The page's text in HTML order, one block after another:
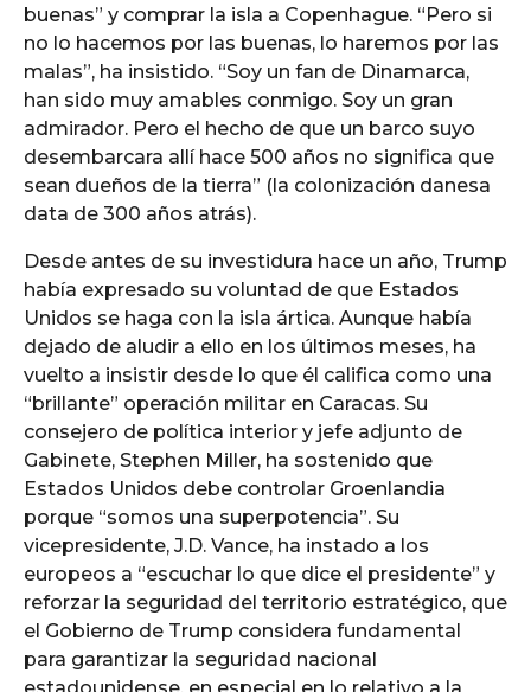
buenas” y comprar la isla a Copenhague. “Pero si
no lo hacemos por las buenas, lo haremos por las
malas”, ha insistido. “Soy un fan de Dinamarca,
han sido muy amables conmigo. Soy un gran
admirador. Pero el hecho de que un barco suyo
desembarcara allí hace 500 años no significa que
sean dueños de la tierra” (la colonización danesa
data de 300 años atrás).
Desde antes de su investidura hace un año, Trump
había expresado su voluntad de que Estados
Unidos se haga con la isla ártica. Aunque había
dejado de aludir a ello en los últimos meses, ha
vuelto a insistir desde lo que él califica como una
“brillante” operación militar en Caracas. Su
consejero de política interior y jefe adjunto de
Gabinete, Stephen Miller, ha sostenido que
Estados Unidos debe controlar Groenlandia
porque “somos una superpotencia”. Su
vicepresidente, J.D. Vance, ha instado a los
europeos a “escuchar lo que dice el presidente” y
reforzar la seguridad del territorio estratégico, que
el Gobierno de Trump considera fundamental
para garantizar la seguridad nacional